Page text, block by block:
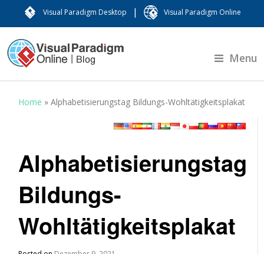
Visual Paradigm Desktop | Visual Paradigm Online
Menu
Home »Alphabetisierungstag Bildungs-Wohltätigkeitsplakat
Alphabetisierungstag
Bildungs-
Wohltätigkeitsplakat